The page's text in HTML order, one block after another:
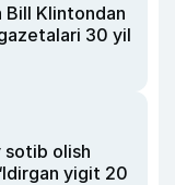
Bill Klintondan
30 yil
sotib olish
yigit 20